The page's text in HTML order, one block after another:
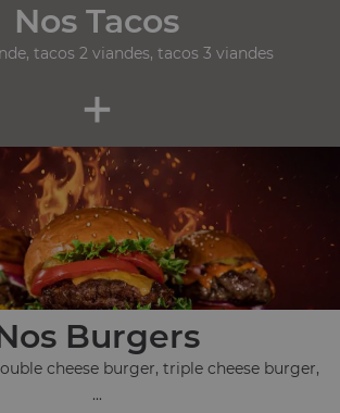
Nos Tacos
tacos 2 viandes, tacos 3 viandes
+
Burgers
cheese burger, triple cheese burger,
...